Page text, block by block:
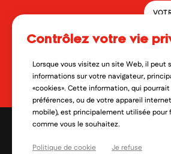
contrôlez votre vie
Lorsque vous visitez un site Web, il peut
informations sur votre navigateur,
«cookies». Cette information, qui
préférences, ou de votre appareil
mobile), est principalement utilisée
comme vous le souhaitez.
Politique de cookie Je refuse